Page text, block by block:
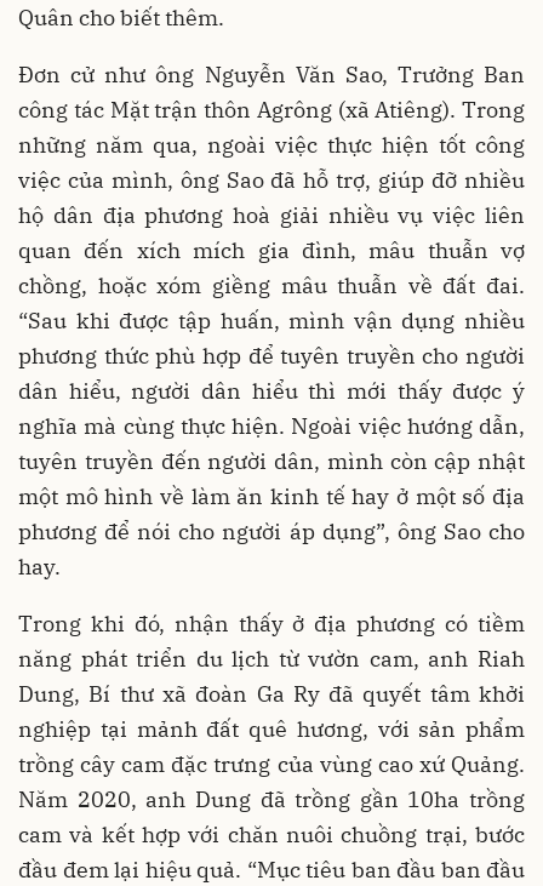
Quân cho biết thêm.
Đơn cử như ông Nguyễn Văn Sao, Trưởng Ban
công tác Mặt trận thôn Agrông (xã Atiêng). Trong
những năm qua, ngoài việc thực hiện tốt công
việc của mình, ông Sao đã hỗ trợ, giúp đỡ nhiều
hộ dân địa phương hoà giải nhiều vụ việc liên
quan đến xích mích gia đình, mâu thuẫn vợ
chồng, hoặc xóm giềng mâu thuẫn về đất đai.
“Sau khi được tập huấn, mình vận dụng nhiều
phương thức phù hợp để tuyên truyền cho người
dân hiểu, người dân hiểu thì mới thấy được ý
nghĩa mà cùng thực hiện. Ngoài việc hướng dẫn,
tuyên truyền đến người dân, mình còn cập nhật
một mô hình về làm ăn kinh tế hay ở một số địa
phương để nói cho người áp dụng”, ông Sao cho
hay.
Trong khi đó, nhận thấy ở địa phương có tiềm
năng phát triển du lịch từ vườn cam, anh Riah
Dung, Bí thư xã đoàn Ga Ry đã quyết tâm khởi
nghiệp tại mảnh đất quê hương, với sản phẩm
trồng cây cam đặc trưng của vùng cao xứ Quảng.
Năm 2020, anh Dung đã trồng gần 10ha trồng
cam và kết hợp với chăn nuôi chuồng trại, bước
đầu đem lại hiệu quả. “Mục tiêu ban đầu ban đầu